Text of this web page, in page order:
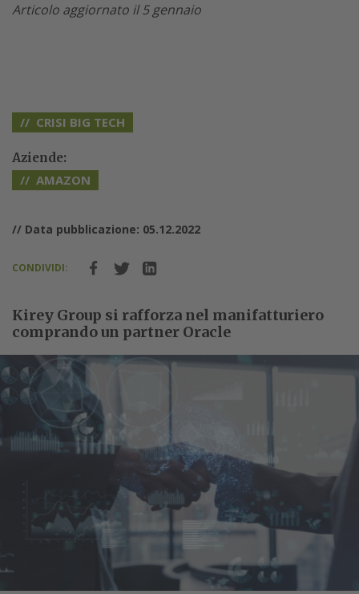
Articolo aggiornato il 5 gennaio
CRISI BIG TECH
Aziende:
AMAZON
// Data pubblicazione: 05.12.2022
CONDIVIDI:
Kirey Group si rafforza nel manifatturiero
comprando un partner Oracle